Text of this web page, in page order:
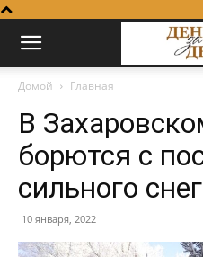
Домой Главная
В
борются с
сильного
10 января, 2022